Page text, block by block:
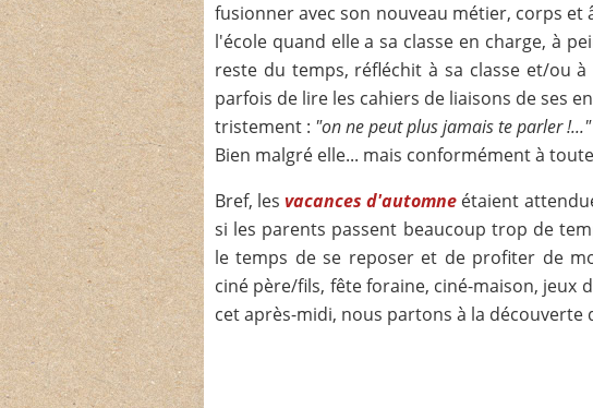
fusionner avec son nouveau métier, corps et
l'école quand elle a sa classe en charge, à
reste du temps, réfléchit à sa classe et/ou
parfois de lire les cahiers de liaisons de ses
tristement : "on ne peut plus jamais te parler !..."
Bien malgré elle... mais conformément à
Bref, lesvacances d'automne étaient
si les parents passent beaucoup trop de
le temps de se reposer et de profiter de
ciné père/fils, fête foraine, ciné-maison, jeux
cet après-midi, nous partons à la découverte